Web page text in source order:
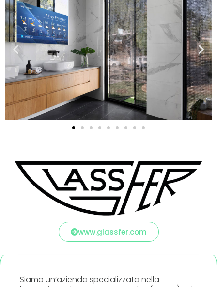
www.glassfer.com
Siamo un’azienda specializzata nella